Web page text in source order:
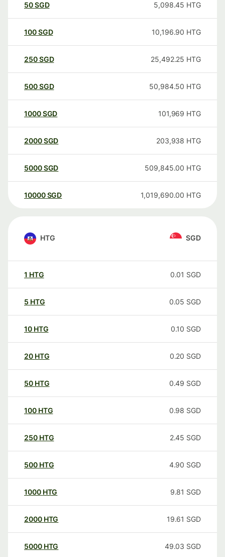
50SGD 5,098.45 HTG
100SGD 10,196.90 HTG
250SGD 25,492.25 HTG
500SGD 50,984.50 HTG
1000SGD 101,969 HTG
2000SGD 203,938 HTG
5000SGD 509,845.00 HTG
10000 SGD 1,019,690.00 HTG
HTG SGD
1 HTG 0.01 SGD
5 HTG 0.05 SGD
10 HTG 0.10 SGD
20 HTG 0.20 SGD
50 HTG 0.49 SGD
100 HTG 0.98 SGD
250 HTG 2.45 SGD
500 HTG 4.90 SGD
1000 HTG 9.81 SGD
2000 HTG 19.61 SGD
5000 HTG 49.03 SGD